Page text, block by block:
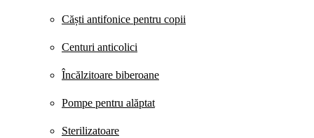
Căști antifonice pentru copii
Centuri anticolici
Încălzitoare biberoane
Pompe pentru alăptat
Sterilizatoare